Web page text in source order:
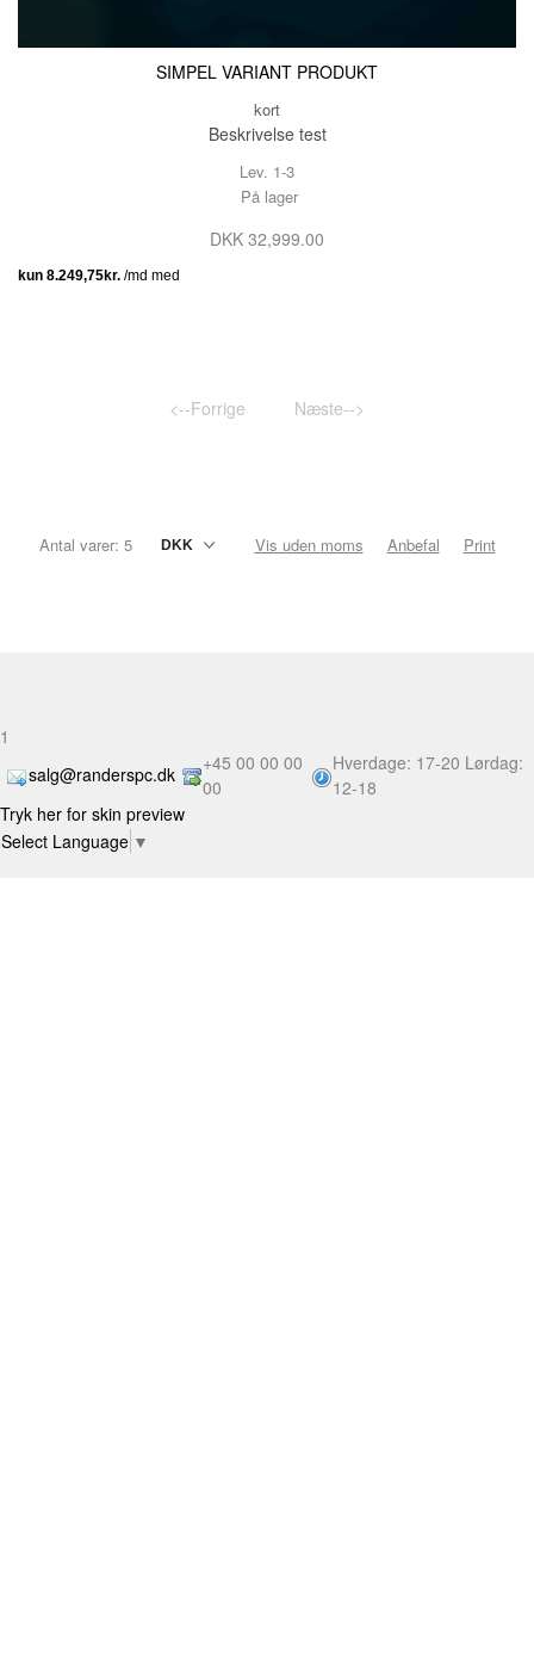
SIMPEL VARIANT PRODUKT
kort
Beskrivelse test
Lev. 1-3
På lager
DKK 32,999.00
<--Forrige Næste-->
Antal varer: 5 Vis uden moms Anbefal Print
1
salg@randerspc.dk
+45 00 00 00
00
Hverdage: 17-20 Lørdag:
12-18
Tryk her for skin preview
Select Language ▼